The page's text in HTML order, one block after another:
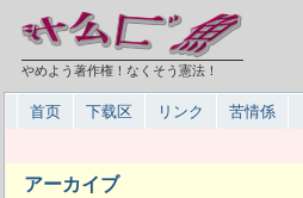
やめよう著作権！なくそう憲法！
首页 下载区 リンク 苦情係
アーカイブ